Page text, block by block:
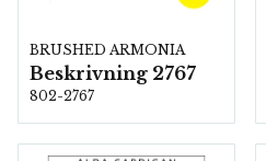
BRUSHED ARMONIA
Beskrivning 2767
802-2767